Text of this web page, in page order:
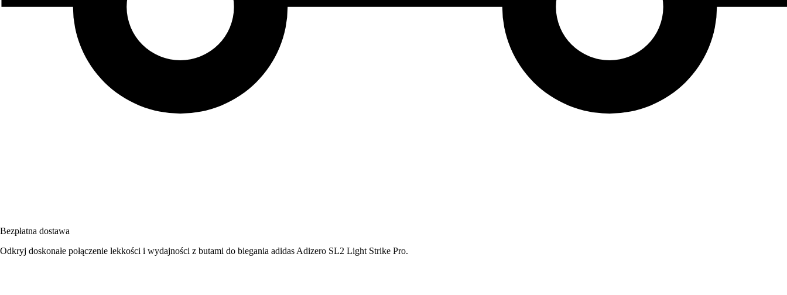
Bezpłatna dostawa
Odkryj doskonałe połączenie lekkości i wydajności z butami do biegania adidas Adizero SL2 Light Strike Pro.